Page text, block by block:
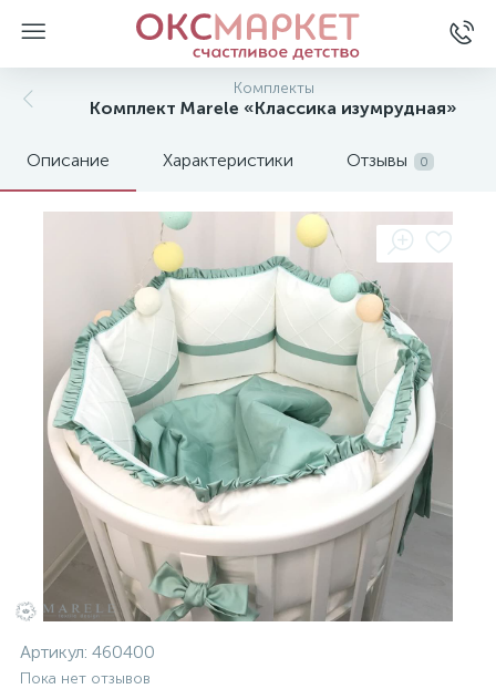
Комплекты
Комплект Marele «Классика изумрудная»
Описание Характеристики Отзывы 0
Артикул: 460400
Пока нет отзывов